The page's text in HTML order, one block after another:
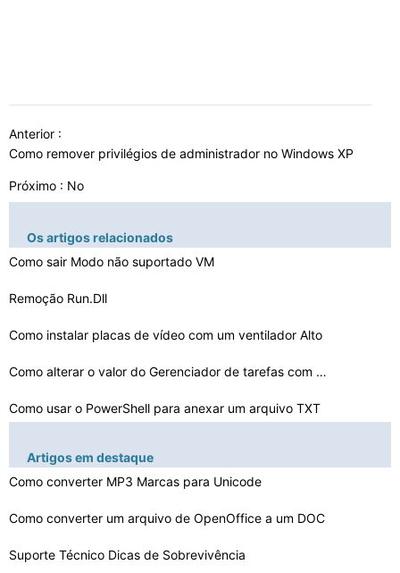
Anterior :
Como remover privilégios de administrador no Windows XP
Próximo : No
Os artigos relacionados
Como sair Modo não suportado VM
Remoção Run.Dll
Como instalar placas de vídeo com um ventilador Alto
Como alterar o valor do Gerenciador de tarefas com um r…
Como usar o PowerShell para anexar um arquivo TXT
Como faço para obter um codec DivX para brinde
Meu GIMP não está exportando EMF corretamente
Como usar Adepto em Helix
Artigos em destaque
Como converter MP3 Marcas para Unicode
Como converter um arquivo de OpenOffice a um DOC
Suporte Técnico Dicas de Sobrevivência